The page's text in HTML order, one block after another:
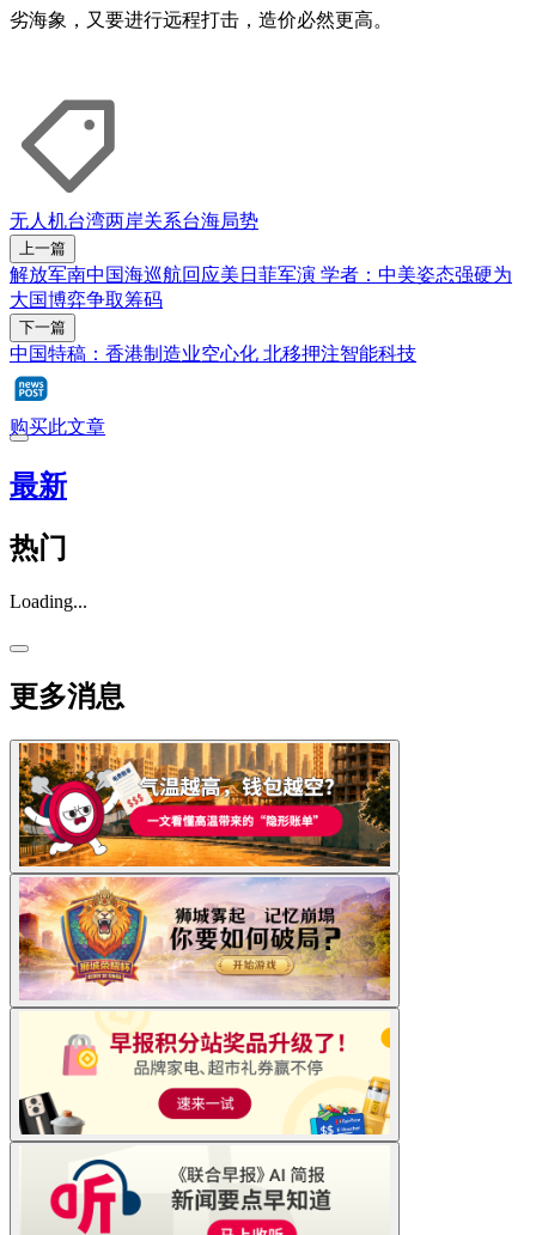
劣海象，又要进行远程打击，造价必然更高。
无人机台湾两岸关系台海局势
上一篇
解放军南中国海巡航回应美日菲军演 学者：中美姿态强硬为
大国博弈争取筹码
下一篇
中国特稿：香港制造业空心化 北移押注智能科技
购买此文章
最新
热门
Loading...
更多消息